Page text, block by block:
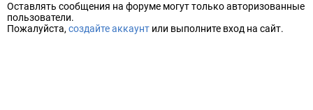
Оставлять сообщения на форуме могут только авторизованные
пользователи.
Пожалуйста, создайте аккаунт или выполните вход на сайт.